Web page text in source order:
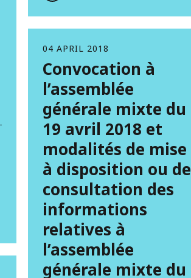
04 APRIL 2018
Convocation à
l’assemblée
générale mixte du
19 avril 2018 et
modalités de mise
à disposition ou de
consultation des
informations
relatives à
l’assemblée
générale mixte du